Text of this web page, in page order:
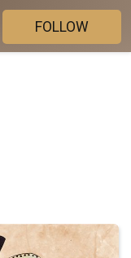
FOLLOW